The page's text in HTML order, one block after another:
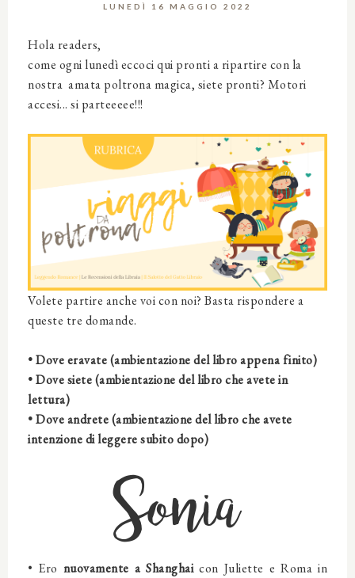
LUNEDÌ 16 MAGGIO 2022
Hola readers,
come ogni lunedì eccoci qui pronti a ripartire con la
nostra amata poltrona magica, siete pronti? Motori
accesi... si parteeeee!!!
Volete partire anche voi con noi? Basta rispondere a
queste tre domande.
• Dove eravate (ambientazione del libro appena finito)
• Dove siete (ambientazione del libro che avete in
lettura)
• Dove andrete (ambientazione del libro che avete
intenzione di leggere subito dopo)
Sonia
• Ero nuovamente aShanghai con Juliette e Romain